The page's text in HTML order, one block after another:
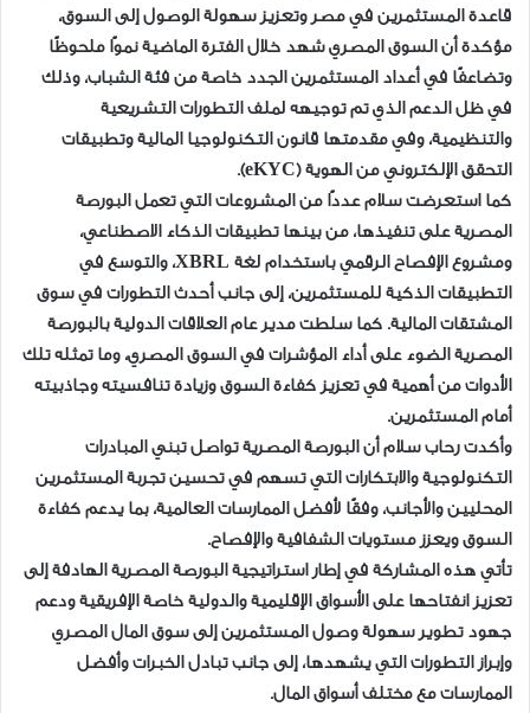
قاعدة المستثمرين في مصر وتعزيز سهولة الوصول إلى السوق،
مؤكدة أن السوق المصري شهد خلال الفترة الماضية نموًا ملحوظًا
وتضاعفًا في أعداد المستثمرين الجدد خاصة من فئة الشباب، وذلك
في ظل الدعم الذي تم توجيهه لملف التطورات التشريعية
والتنظيمية، وفي مقدمتها قانون التكنولوجيا المالية وتطبيقات
التحقق الإلكتروني من الهوية (eKYC).
كما استعرضت سلام عددًا من المشروعات التي تعمل البورصة
المصرية على تنفيذها، من بينها تطبيقات الذكاء الاصطناعي،
ومشروع الإفصاح الرقمي باستخدام لغة XBRL، والتوسع في
التطبيقات الذكية للمستثمرين، إلى جانب أحدث التطورات في سوق
المشتقات المالية. كما سلطت مدير عام العلاقات الدولية بالبورصة
المصرية الضوء على أداء المؤشرات في السوق المصري، وما تمثله تلك
الأدوات من أهمية في تعزيز كفاءة السوق وزيادة تنافسيته وجاذبيته
أمام المستثمرين.
وأكدت رحاب سلام أن البورصة المصرية تواصل تبني المبادرات
التكنولوجية والابتكارات التي تسهم في تحسين تجربة المستثمرين
المحليين والأجانب، وفقًا لأفضل الممارسات العالمية، بما يدعم كفاءة
السوق ويعزز مستويات الشفافية والإفصاح.
تأتي هذه المشاركة في إطار استراتيجية البورصة المصرية الهادفة إلى
تعزيز انفتاحها على الأسواق الإقليمية والدولية خاصة الإفريقية ودعم
جهود تطوير سهولة وصول المستثمرين إلى سوق المال المصري
وإبراز التطورات التي يشهدها، إلى جانب تبادل الخبرات وأفضل
الممارسات مع مختلف أسواق المال.